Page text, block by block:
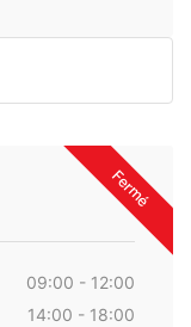
Fermé
09:00 - 12:00
14:00 - 18:00